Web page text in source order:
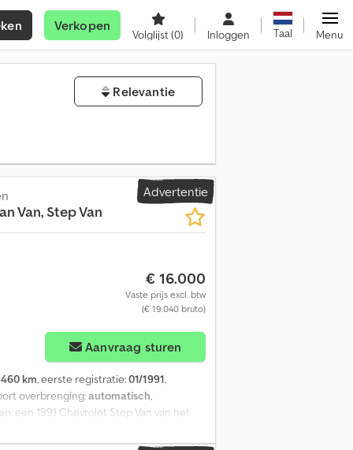
Verkopen
Volglijst(0) Inloggen Taal Menu
Relevantie
Advertentie
Van, Step Van
€ 16.000
Vaste prijs excl. btw
(€ 19.040 bruto)
Aanvraag sturen
km, eerste registratie:01/1991,
overbrenging:automatisch,
een 1991 Chevrolet Step Van van het
motor. Kilometerstand: 178.460 mijl.
Het voertuig wordt verkocht in de